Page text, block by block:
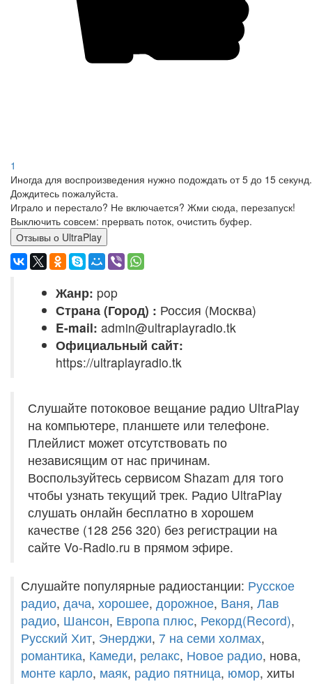
1
Иногда для воспроизведения нужно подождать от 5 до 15 секунд.
Дождитесь пожалуйста.
Играло и перестало? Не включается? Жми сюда, перезапуск!
Выключить совсем: прервать поток, очистить буфер.
Отзывы о UltraPlay
Жанр: pop
Страна (Город) : Россия (Москва)
E-mail: admin@ultraplayradio.tk
Официальный сайт:
https://ultraplayradio.tk
Слушайте потоковое вещание радио UltraPlay
на компьютере, планшете или телефоне.
Плейлист может отсутствовать по
независящим от нас причинам.
Воспользуйтесь сервисом Shazam для того
чтобы узнать текущий трек. Радио UltraPlay
слушать онлайн бесплатно в хорошем
качестве (128 256 320) без регистрации на
сайте Vo-Radio.ru в прямом эфире.
Слушайте популярные радиостанции: Русское
радио, дача, хорошее, дорожное, Ваня, Лав
радио, Шансон, Европа плюс, Рекорд(Record),
Русский Хит, Энерджи, 7 на семи холмах,
романтика, Камеди, релакс, Новое радио, нова,
монте карло, маяк, радио пятница, юмор, хиты